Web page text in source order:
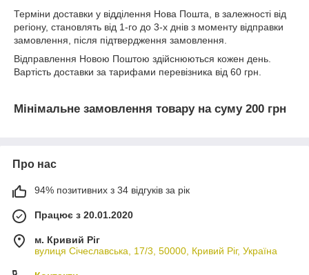
Терміни доставки у відділення Нова Пошта, в залежності від
регіону, становлять від 1-го до 3-х днів з моменту відправки
замовлення, після підтвердження замовлення.
Відправлення Новою Поштою здійснюються кожен день.
Вартість доставки за тарифами перевізника від 60 грн.
Мінімальне замовлення товару на суму 200 грн
Про нас
94% позитивних з 34 відгуків за рік
Працює з 20.01.2020
м. Кривий Ріг
вулиця Січеславська, 17/3, 50000, Кривий Ріг, Україна